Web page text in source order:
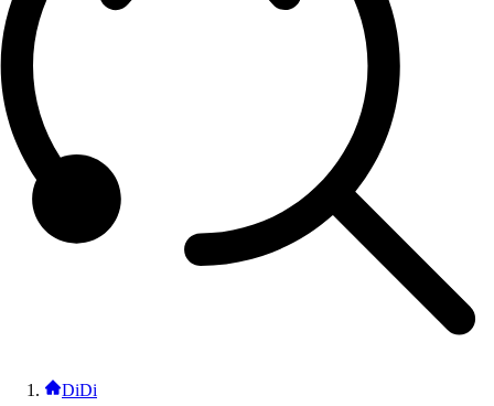
DiDi